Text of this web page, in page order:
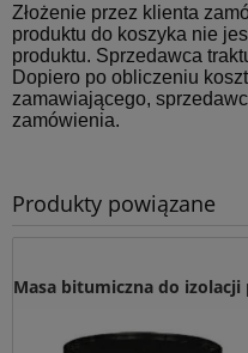
Złożenie przez klienta
produktu do koszyka nie
produktu. Sprzedawca
Dopiero po obliczeniu
zamawiającego,
zamówienia.
Produkty powiązane
Masa bitumiczna do izolacji
W przypadku
większych niż 1 szt. należy
przy wycenie)
*Wyrażam zgodę na
Bud Jan Lachowski, ul.
handlowych/newslettara od